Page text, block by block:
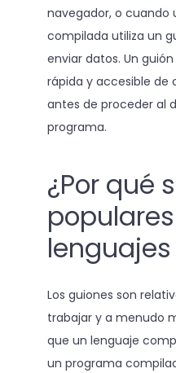
navegador, o cuando
compilada utiliza un
enviar datos. Un
rápida y accesible de
antes de proceder al
programa.
¿Por qué
Los guiones son
trabajar y a menudo
que un lenguaje
un programa